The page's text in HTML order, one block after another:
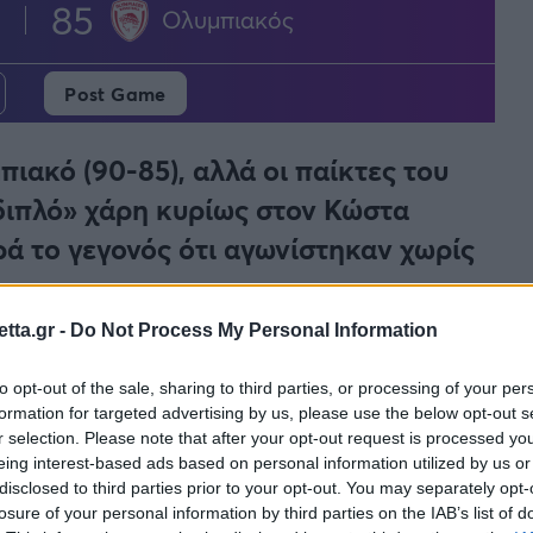
- Do Not Process My Personal Information
opt-out of the sale, sharing to third parties, or processing of your
for targeted advertising by us, please use the below opt-out
selection. Please note that after your opt-out request is processed
interest-based ads based on personal information utilized by us
to third parties prior to your opt-out. You may separately
of your personal information by third parties on the IAB’s list of
85 Ολυμπιακός
Post Game
(90-85), αλλά οι παίκτες του
χάρη κυρίως στον Κώστα
γεγονός ότι αγωνίστηκαν χωρίς
αφού επικράτησε των «ερυθρόλευκων»
σημαντικές απουσίες (Μιλουτίνοφ, Φαλ,
του και τη νοοτροπία που δεν εγκαταλείπει
Γιαμπουσέλε) και παρά λίγο να φύγει με
το τζάμπολ.